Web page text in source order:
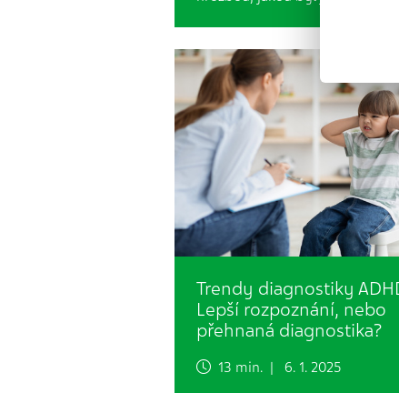
Trendy diagnostiky
Lepší rozpoznání, nebo
přehnaná diagnostika?
13 min. | 6. 1. 2025